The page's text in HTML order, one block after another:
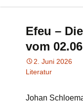
Efeu –
vom
2. Juni 2026
Literatur
Johan